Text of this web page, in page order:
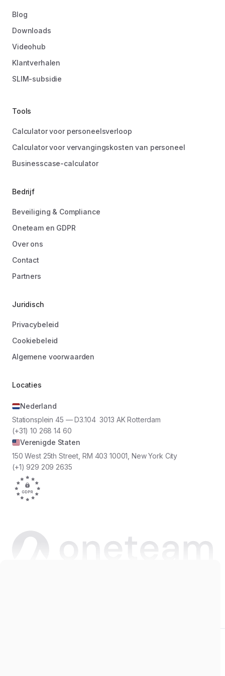
Blog
Downloads
Videohub
Klantverhalen
SLIM-subsidie
Tools
Calculator voor personeelsverloop
Calculator voor vervangingskosten van personeel
Businesscase-calculator
Bedrijf
Beveiliging & Compliance
Oneteam en GDPR
Over ons
Contact
Partners
Juridisch
Privacybeleid
Cookiebeleid
Algemene voorwaarden
Locaties
Nederland
Stationsplein 45 — D3.104 3013 AK Rotterdam
(+31) 10 268 14 60
Verenigde Staten
150 West 25th Street, RM 403 10001, New York City
(+1) 929 209 2635